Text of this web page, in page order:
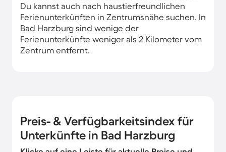
Du kannst auch nach haustierfreundlichen
Ferienunterkünften in Zentrumsnähe suchen. In
Bad Harzburg sind wenige der
Ferienunterkünfte weniger als 2 Kilometer vom
Zentrum entfernt.
Preis- & Verfügbarkeitsindex für
Unterkünfte in Bad Harzburg